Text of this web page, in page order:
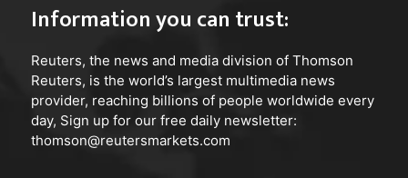
Information you can trust:
Reuters, the news and media division of Thomson
Reuters, is the world’s largest multimedia news
provider, reaching billions of people worldwide every
day, Sign up for our free daily newsletter:
thomson@reutersmarkets.com